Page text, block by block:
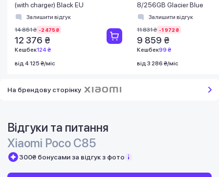
(with charger) Black EU
Залишити відгук
14 851 ₴ -2 475 ₴
12 376 ₴
Кешбек124 ₴
від 4 125 ₴/міс
8/256GB Glacier Blue
Залишити відгук
11 831 ₴ -1 972 ₴
9 859 ₴
Кешбек99 ₴
від 3 286 ₴/міс
На брендову сторінку
Відгуки та питання
Xiaomi Poco C85
300₴ бонусами за відгук з фото